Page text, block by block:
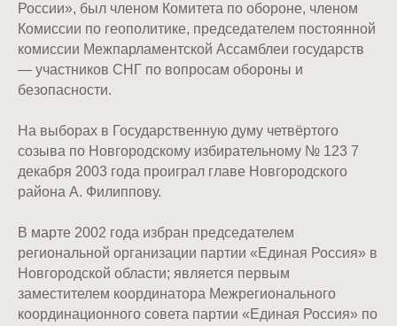
России», был членом Комитета по обороне, членом
Комиссии по геополитике, председателем постоянной
комиссии Межпарламентской Ассамблеи государств
— участников СНГ по вопросам обороны и
безопасности.
На выборах в Государственную думу четвёртого
созыва по Новгородскому избирательному № 123 7
декабря 2003 года проиграл главе Новгородского
района А. Филиппову.
В марте 2002 года избран председателем
региональной организации партии «Единая Россия» в
Новгородской области; является первым
заместителем координатора Межрегионального
координационного совета партии «Единая Россия» по